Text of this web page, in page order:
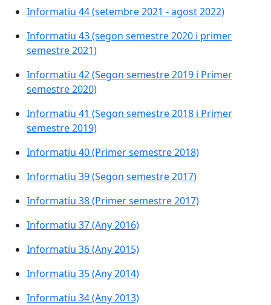
Informatiu 44 (setembre 2021 - agost 2022)
Informatiu 43 (segon semestre 2020 i primer
semestre 2021)
Informatiu 42 (Segon semestre 2019 i Primer
semestre 2020)
Informatiu 41 (Segon semestre 2018 i Primer
semestre 2019)
Informatiu 40 (Primer semestre 2018)
Informatiu 39 (Segon semestre 2017)
Informatiu 38 (Primer semestre 2017)
Informatiu 37 (Any 2016)
Informatiu 36 (Any 2015)
Informatiu 35 (Any 2014)
Informatiu 34 (Any 2013)